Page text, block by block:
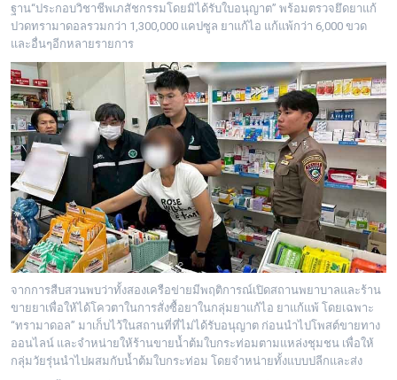
ฐาน“ประกอบวิชาชีพเภสัชกรรมโดยมิได้รับใบอนุญาต” พร้อมตรวจยึดยาแก้
ปวดทรามาดอลรวมกว่า 1,300,000 แคปซูล ยาแก้ไอ แก้แพ้กว่า 6,000 ขวด
และอื่นๆอีกหลายรายการ
จากการสืบสวนพบว่าทั้งสองเครือข่ายมีพฤติการณ์เปิดสถานพยาบาลและร้าน
ขายยาเพื่อให้ได้โควตาในการสั่งซื้อยาในกลุ่มยาแก้ไอ ยาแก้แพ้ โดยเฉพาะ
“ทรามาดอล” มาเก็บไว้ในสถานที่ที่ไม่ได้รับอนุญาต ก่อนนำไปโพสต์ขายทาง
ออนไลน์ และจำหน่ายให้ร้านขายน้ำต้มใบกระท่อมตามแหล่งชุมชน เพื่อให้
กลุ่มวัยรุ่นนำไปผสมกับน้ำต้มใบกระท่อม โดยจำหน่ายทั้งแบบปลีกและส่ง